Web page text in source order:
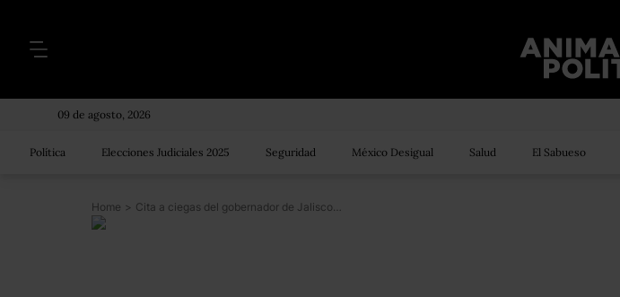
09 de agosto, 2026
Política Elecciones Judiciales 2025 Seguridad México Desigual Salud El Sabueso
Home > Cita a ciegas del gobernador de Jalisco, Aristóteles Sandoval